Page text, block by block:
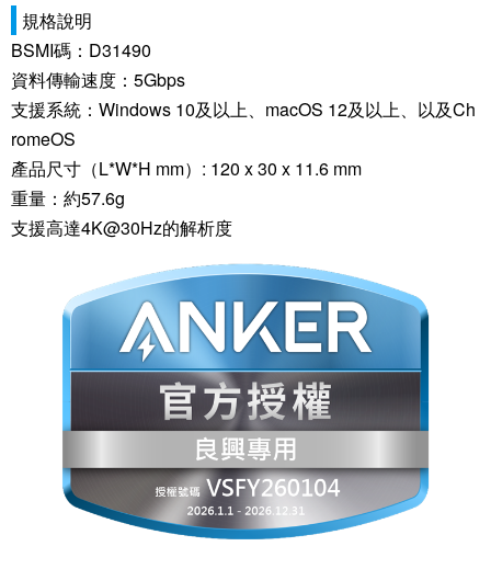
規格說明
BSMI碼：D31490
資料傳輸速度：5Gbps
支援系統：Windows 10及以上、macOS 12及以上、以及Ch
romeOS
產品尺寸（L*W*H mm）: 120 x 30 x 11.6 mm
重量：約57.6g
支援高達4K@30Hz的解析度